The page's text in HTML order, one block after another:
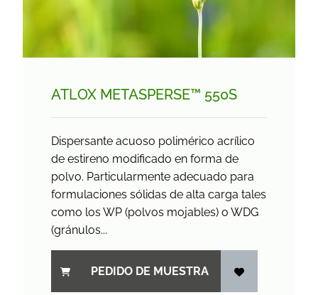
ATLOX METASPERSE™ 550S
Dispersante acuoso polimérico acrílico
de estireno modificado en forma de
polvo. Particularmente adecuado para
formulaciones sólidas de alta carga tales
como los WP (polvos mojables) o WDG
(gránulos...
PEDIDO DE MUESTRA